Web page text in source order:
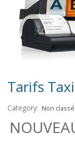
Tarifs
Category: Non classé